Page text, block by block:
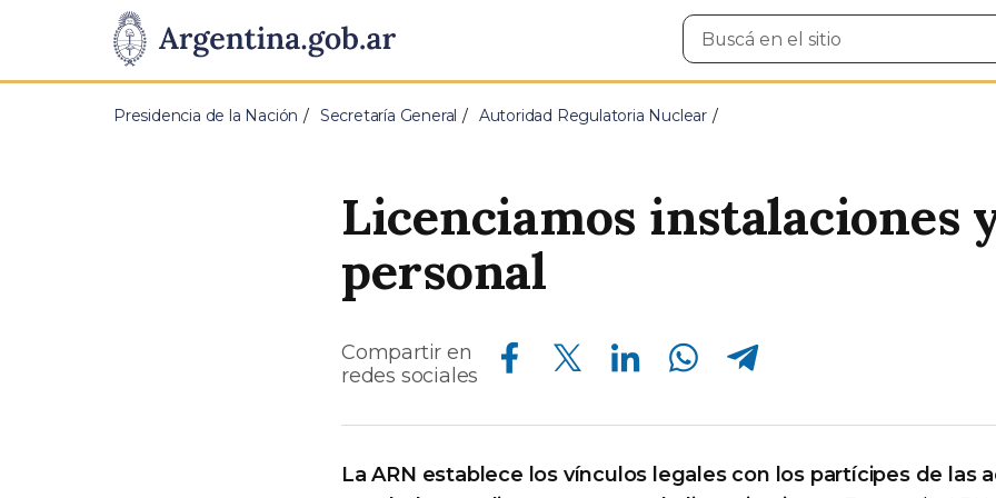
Presidencia
de
Pasar al contenido principal
Buscar
en
Presidencia de la Nación Secretaría General Autoridad Regulatoria Nuclear
Licenciamos instalaciones
personal
Compartir en
redes sociales
Compartir en Facebook Compartir en Twitter Compartir en Linkedin Compartir en Whatsapp Compartir en Telegram
La ARN establece los vínculos legales con los partícipes de las